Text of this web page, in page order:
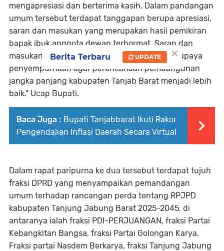
mengapresiasi dan berterima kasih. Dalam pandangan
umum tersebut terdapat tanggapan berupa apresiasi,
saran dan masukan yang merupakan hasil pemikiran
bapak ibuk anggota dewan terhormat. Saran dan
masukan tersebut kami terjemahkan sebagai upaya
penyempurnaan agar perencanaan pembangunan
jangka panjang kabupaten Tanjab Barat menjadi lebih
baik." Ucap Bupati.
Baca Juga : Bupati Tanjabbarat Ikuti Rakor
Pengendalian Inflasi Daerah Secara Virtual
Dalam rapat paripurna ke dua tersebut terdapat tujuh
fraksi DPRD yang menyampaikan pemandangan
umum terhadap rancangan perda tentang RPJPD
kabupaten Tanjung Jabung Barat 2025-2045, di
antaranya ialah fraksi PDI-PERJUANGAN, fraksi Partai
Kebangkitan Bangsa, fraksi Partai Golongan Karya,
Fraksi partai Nasdem Berkarya, fraksi Tanjung Jabung
×
Berita Terbaru UPDATE